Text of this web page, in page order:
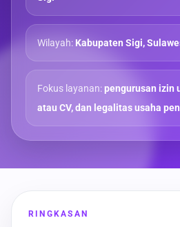
Wilayah:Kabupaten Sigi,
Fokus layanan:pengurusan izin
atau CV, dan legalitas usaha
RINGKASAN